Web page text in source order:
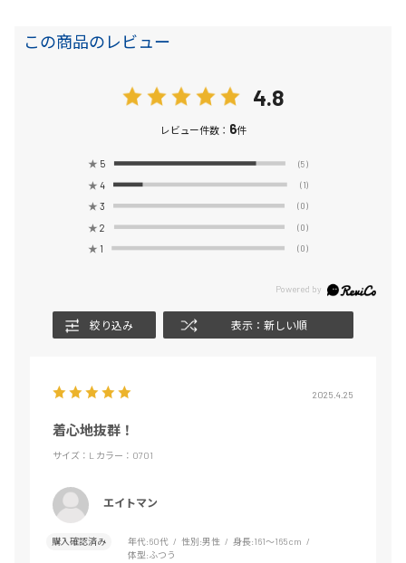
この商品のレビュー
4.8
レビュー件数： 6件
★ 5 (5)
★ 4 (1)
★ 3 (0)
★ 2 (0)
★ 1 (0)
絞り込み 表示：新しい順
2025.4.25
着心地抜群！
サイズ：L カラー：0701
エイトマン
購入確認済み 年代:60代 性別:男性 身長:161～165cm
体型:ふつう